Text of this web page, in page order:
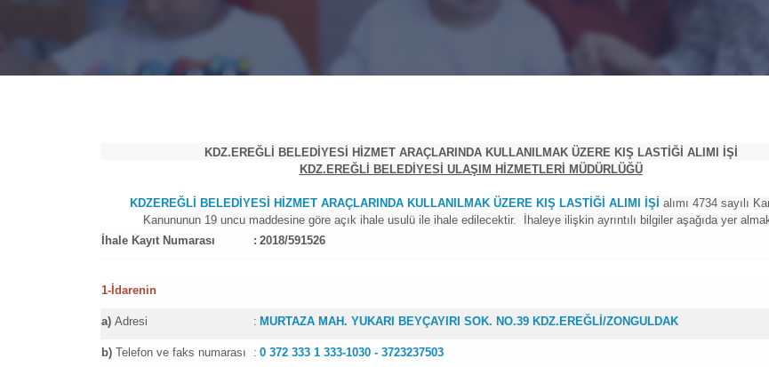
KDZ.EREĞLİ BELEDİYESİ HİZMET ARAÇLARINDA KULLANILMAK ÜZERE KIŞ LASTİĞİ ALIMI İŞİ
KDZ.EREĞLİ BELEDİYESİ ULAŞIM HİZMETLERİ MÜDÜRLÜĞÜ
KDZEREĞLİ BELEDİYESİ HİZMET ARAÇLARINDA KULLANILMAK ÜZERE KIŞ LASTİĞİ ALIMI İŞİ alımı 4734 sayılı
Kanununun 19 uncu maddesine göre açık ihale usulü ile ihale edilecektir. İhaleye ilişkin ayrıntılı bilgiler aşağıda yer
İhale Kayıt Numarası
: 2018/591526
1-İdarenin
a) Adresi : MURTAZA MAH. YUKARI BEYÇAYIRI SOK. NO.39 KDZ.EREĞLİ/ZONGULDAK
b) Telefon ve faks numarası : 0 372 333 1 333-1030 - 3723237503